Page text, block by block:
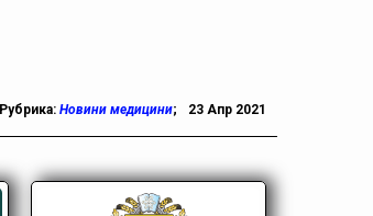
Рубрика: Новини медицини; 23 Апр 2021